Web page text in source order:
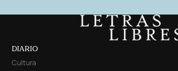
DIARIO
Cultura